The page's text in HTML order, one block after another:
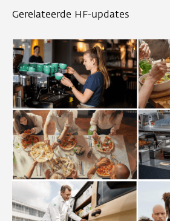
Gerelateerde HF-updates